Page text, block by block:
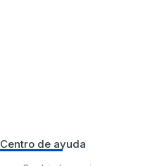
Centro de ayuda